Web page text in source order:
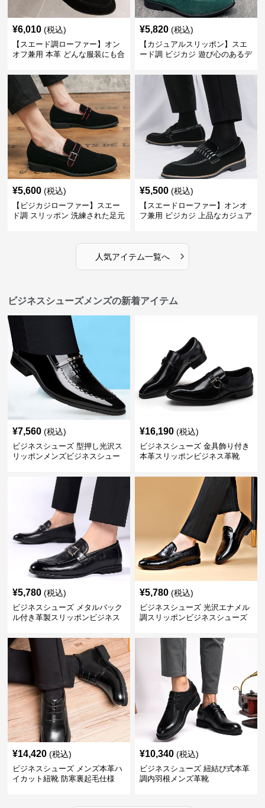
¥6,010 (税込)
【スエード調ローファー】オン
オフ兼用 本革 どんな服装にも合
供
¥5,820 (税込)
【カジュアルスリッポン】スエ
ード調 ビジカジ 遊び心のあるデ
表現
¥5,600 (税込)
【ビジカジローファー】スエー
ド調 スリッポン 洗練された足元
¥5,500 (税込)
【スエードローファー】オンオ
フ兼用 ビジカジ 上品なカジュア
人気アイテム一覧へ ›
ビジネスシューズメンズの新着アイテム
¥7,560 (税込)
ビジネスシューズ 型押し光沢ス
リッポンメンズビジネスシュー
¥16,190 (税込)
ビジネスシューズ 金具飾り付き
本革スリッポンビジネス革靴
¥5,780 (税込)
ビジネスシューズ メタルバック
ル付き革製スリッポンビジネス
¥5,780 (税込)
ビジネスシューズ 光沢エナメル
調スリッポンビジネスシューズ
¥14,420 (税込)
ビジネスシューズ メンズ本革ハ
イカット紐靴 防寒裏起毛仕様
¥10,340 (税込)
ビジネスシューズ 紐結び式本革
調内羽根メンズ革靴